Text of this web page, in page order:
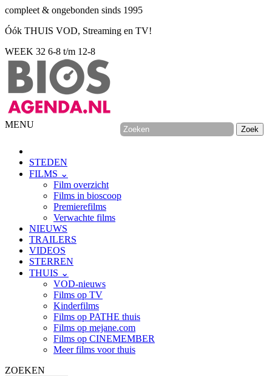
compleet & ongebonden sinds 1995
Óók THUIS VOD, Streaming en TV!
WEEK 32 6-8 t/m 12-8
MENU
STEDEN
FILMS ⌄
Film overzicht
Films in bioscoop
Premierefilms
Verwachte films
NIEUWS
TRAILERS
VIDEOS
STERREN
THUIS ⌄
VOD-nieuws
Films op TV
Kinderfilms
Films op PATHE thuis
Films op mejane.com
Films op CINEMEMBER
Meer films voor thuis
ZOEKEN